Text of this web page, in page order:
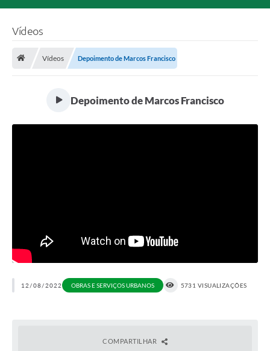
Vídeos
Vídeos Depoimento de Marcos Francisco
Depoimento de Marcos Francisco
12/08/2022 OBRAS E SERVIÇOS URBANOS 5731 VISUALIZAÇÕES
COMPARTILHAR